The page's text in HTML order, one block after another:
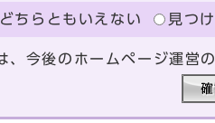
どちらともいえない 見つ
、今後のホームページ運営